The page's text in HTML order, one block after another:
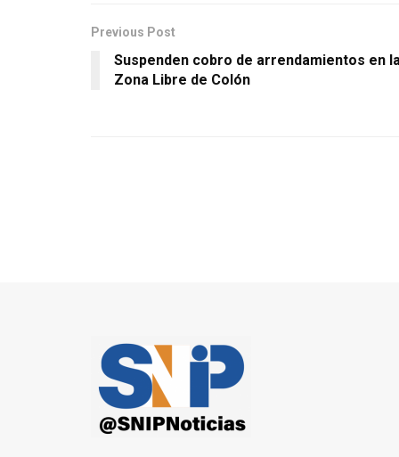
Previous Post
Suspenden cobro de arrendamientos en la
Zona Libre de Colón